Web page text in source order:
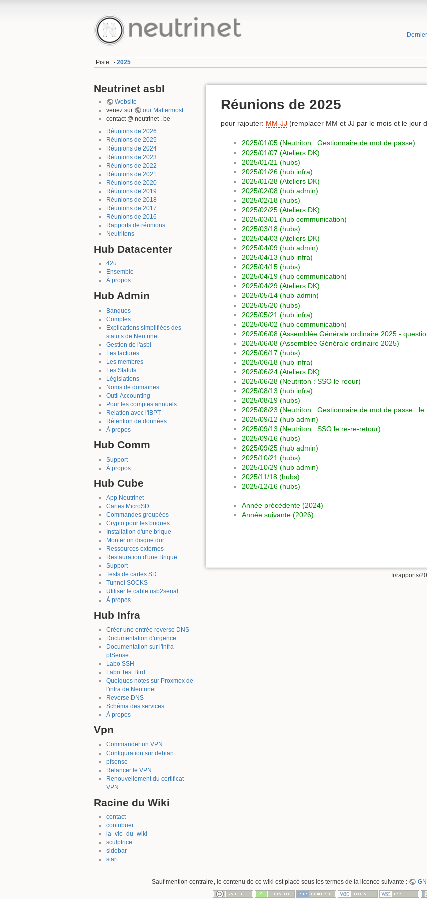
Piste : • 2025
Neutrinet asbl
Website
venez sur
our Mattermost
contact @ neutrinet . be
Réunions de 2026
Réunions de 2025
Réunions de 2024
Réunions de 2023
Réunions de 2022
Réunions de 2021
Réunions de 2020
Réunions de 2019
Réunions de 2018
Réunions de 2017
Réunions de 2016
Rapports de réunions
Neutritons
Hub Datacenter
42u
Ensemble
À propos
Hub Admin
Banques
Comptes
Explications simplifiées des
statuts de Neutrinet
Gestion de l'asbl
Les factures
Les membres
Les Statuts
Législations
Noms de domaines
Outil Accounting
Pour les comptes annuels
Relation avec l'IBPT
Rétention de données
À propos
Hub Comm
Support
À propos
Hub Cube
App Neutrinet
Cartes MicroSD
Commandes groupées
Crypto pour les briques
Installation d'une brique
Monter un disque dur
Ressources externes
Restauration d'une Brique
Support
Tests de cartes SD
Tunnel SOCKS
Utiliser le cable usb2serial
À propos
Hub Infra
Créer une entrée reverse DNS
Documentation d'urgence
Documentation sur l'infra -
pfSense
Labo SSH
Labo Test Bird
Quelques notes sur Proxmox de
l'infra de Neutrinet
Reverse DNS
Schéma des services
À propos
Vpn
Commander un VPN
Configuration sur debian
pfsense
Relancer le VPN
Renouvellement du certificat
VPN
Racine du Wiki
contact
contribuer
la_vie_du_wiki
sculptrice
sidebar
start
Réunions de 2025
pour rajouter: MM-JJ (remplacer MM et JJ par le mois et le jour
2025/01/05 (Neutriton : Gestionnaire de mot de passe)
2025/01/07 (Ateliers DK)
2025/01/21 (hubs)
2025/01/26 (hub infra)
2025/01/28 (Ateliers DK)
2025/02/08 (hub admin)
2025/02/18 (hubs)
2025/02/25 (Ateliers DK)
2025/03/01 (hub communication)
2025/03/18 (hubs)
2025/04/03 (Ateliers DK)
2025/04/09 (hub admin)
2025/04/13 (hub infra)
2025/04/15 (hubs)
2025/04/19 (hub communication)
2025/04/29 (Ateliers DK)
2025/05/14 (hub-admin)
2025/05/20 (hubs)
2025/05/21 (hub infra)
2025/06/02 (hub communication)
2025/06/08 (Assemblée Générale ordinaire 2025 -
2025/06/08 (Assemblée Générale ordinaire 2025)
2025/06/17 (hubs)
2025/06/18 (hub infra)
2025/06/24 (Ateliers DK)
2025/06/28 (Neutriton : SSO le reour)
2025/08/13 (hub infra)
2025/08/19 (hubs)
2025/08/23 (Neutriton : Gestionnaire de mot de passe : le
2025/09/12 (hub admin)
2025/09/13 (Neutriton : SSO le re-re-retour)
2025/09/16 (hubs)
2025/09/25 (hub admin)
2025/10/21 (hubs)
2025/10/29 (hub admin)
2025/11/18 (hubs)
2025/12/16 (hubs)
Année précédente (2024)
Année suivante (2026)
fr/rapports/
Sauf mention contraire, le contenu de ce wiki est placé sous les termes de la licence suivante :